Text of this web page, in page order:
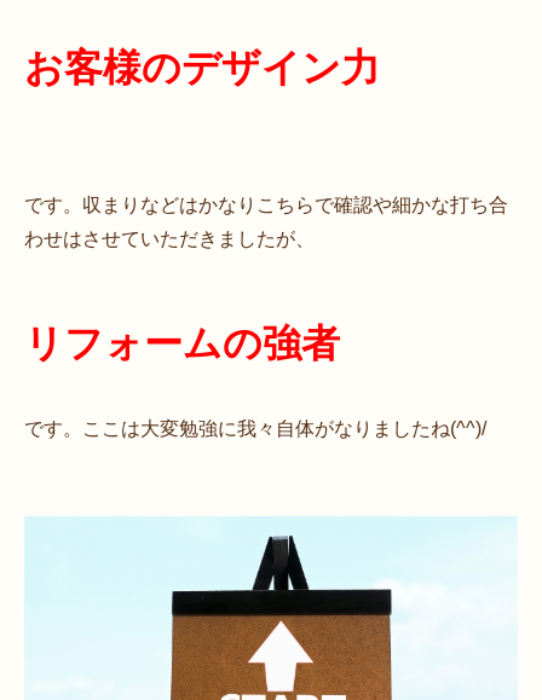
お客様のデザイン力
です。収まりなどはかなりこちらで確認や細かな打ち合
わせはさせていただきましたが、
リフォームの強者
です。ここは大変勉強に我々自体がなりましたね(^^)/